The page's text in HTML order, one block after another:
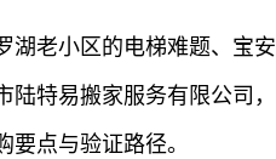
老小区的电梯难题、
特易搬家服务有限公
点与验证路径。